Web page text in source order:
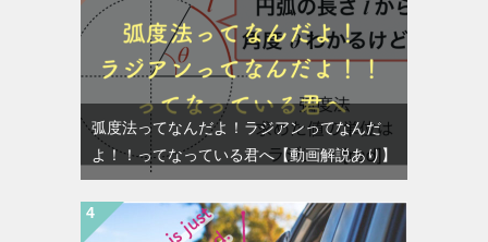
弧度法ってなんだよ！ラジアンってなんだ
よ！！ってなっている君へ【動画解説あり】